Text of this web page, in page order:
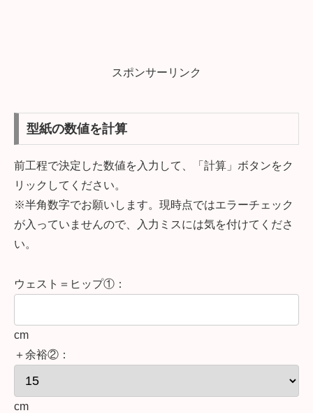
スポンサーリンク
型紙の数値を計算
前工程で決定した数値を入力して、「計算」ボタンをク
リックしてください。
※半角数字でお願いします。現時点ではエラーチェック
が入っていませんので、入力ミスには気を付けてくださ
い。
ウェスト＝ヒップ①：
cm
＋余裕②：
cm